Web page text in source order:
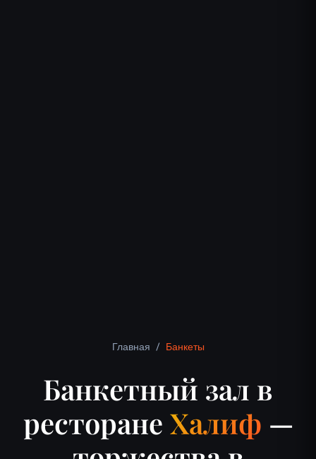
Главная / Банкеты
Банкетный зал в
ресторане Халиф —